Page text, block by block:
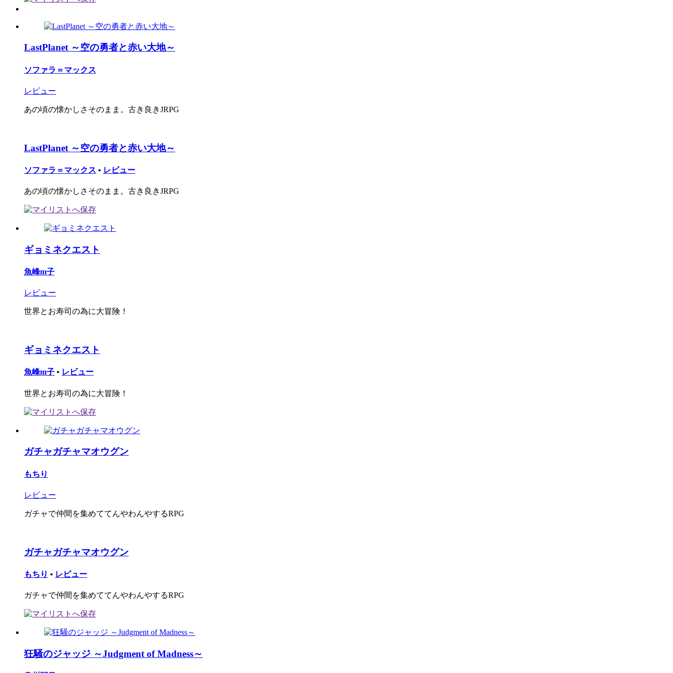
LastPlanet ～空の勇者と赤い大地～
ソファラ＝マックス
レビュー
あの頃の懐かしさそのまま。古き良きJRPG
LastPlanet ～空の勇者と赤い大地～
ソファラ＝マックス • レビュー
あの頃の懐かしさそのまま。古き良きJRPG
ギョミネクエスト
魚峰m子
レビュー
世界とお寿司の為に大冒険！
ギョミネクエスト
魚峰m子 • レビュー
世界とお寿司の為に大冒険！
ガチャガチャマオウグン
もちり
レビュー
ガチャで仲間を集めててんやわんやするRPG
ガチャガチャマオウグン
もちり • レビュー
ガチャで仲間を集めててんやわんやするRPG
狂騒のジャッジ ～Judgment of Madness～